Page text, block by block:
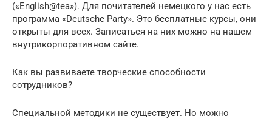
(«English@tea»). Для почитателей немецкого у нас есть
программа «Deutsche Party». Это бесплатные курсы, они
открыты для всех. Записаться на них можно на нашем
внутрикорпоративном сайте.
Как вы развиваете творческие способности
сотрудников?
Специальной методики не существует. Но можно